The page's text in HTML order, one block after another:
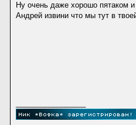
Ну очень даже хорошо пятаком
Андрей извини что мы тут в